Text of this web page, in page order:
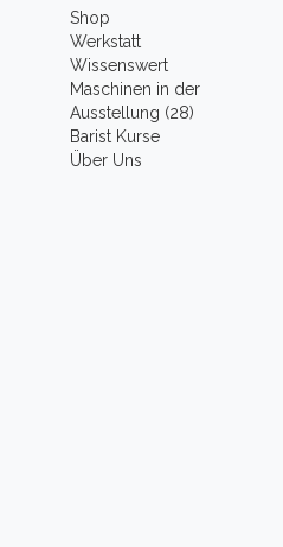
Shop
Werkstatt
Wissenswert
Maschinen in der
Ausstellung (28)
Barist Kurse
Über Uns